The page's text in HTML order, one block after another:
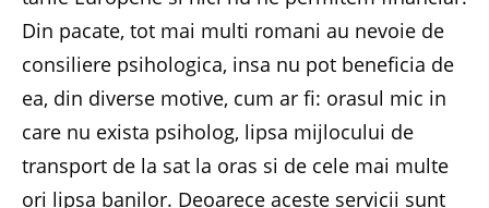
Din pacate, tot mai multi romani au nevoie de
consiliere psihologica, insa nu pot beneficia de
ea, din diverse motive, cum ar fi: orasul mic in
care nu exista psiholog, lipsa mijlocului de
transport de la sat la oras si de cele mai multe
ori lipsa banilor. Deoarece aceste servicii sunt